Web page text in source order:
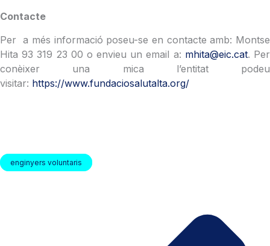
Contacte
Per a més informació poseu-se en contacte amb: Montse
Hita 93 319 23 00 o envieu un email a: mhita@eic.cat. Per
conèixer una mica l’entitat podeu
visitar: https://www.fundaciosalutalta.org/
enginyers voluntaris